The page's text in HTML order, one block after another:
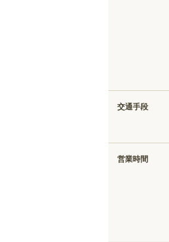
交通手段
営業時間